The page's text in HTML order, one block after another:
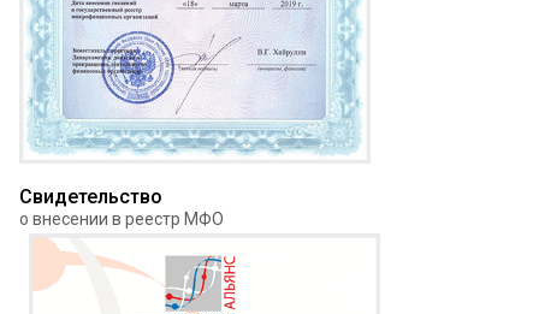
Свидетельство
о внесении в реестр МФО